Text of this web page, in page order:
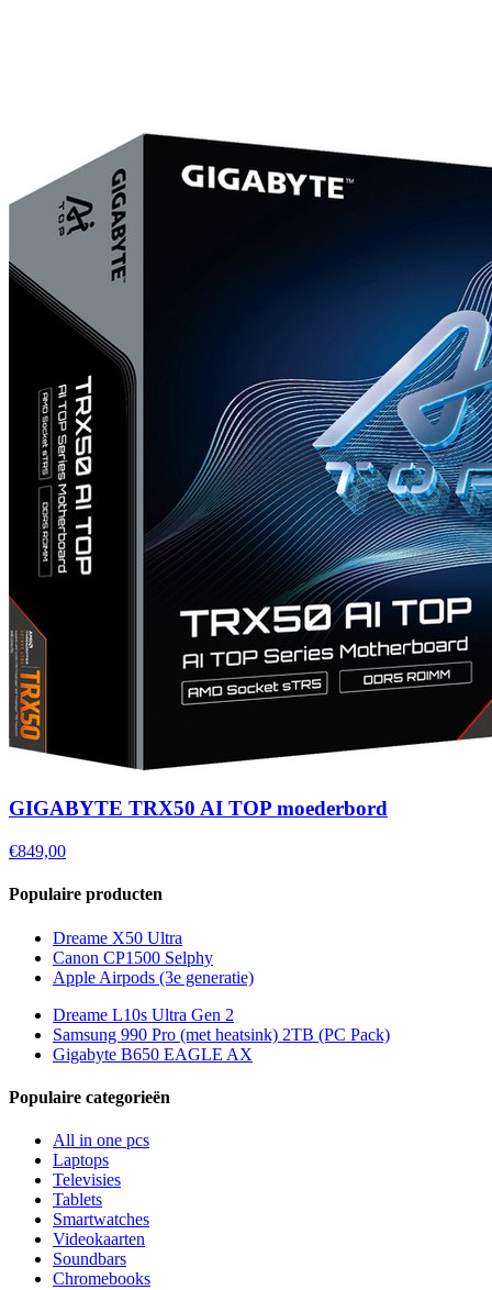
GIGABYTE TRX50 AI TOP moederbord
€849,00
Populaire producten
Dreame X50 Ultra
Canon CP1500 Selphy
Apple Airpods (3e generatie)
Dreame L10s Ultra Gen 2
Samsung 990 Pro (met heatsink) 2TB (PC Pack)
Gigabyte B650 EAGLE AX
Populaire categorieën
All in one pcs
Laptops
Televisies
Tablets
Smartwatches
Videokaarten
Soundbars
Chromebooks